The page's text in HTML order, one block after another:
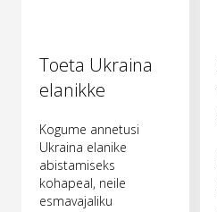
Toeta Ukraina
elanikke
Kogume annetusi
Ukraina elanike
abistamiseks
kohapeal, neile
esmavajaliku